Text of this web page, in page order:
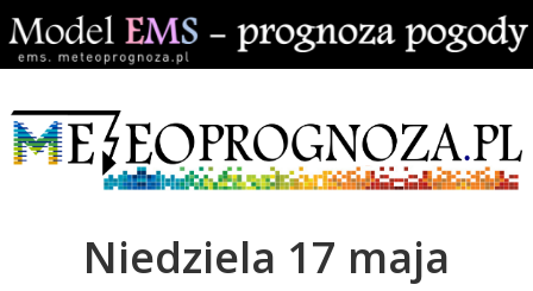
Niedziela 17 maja